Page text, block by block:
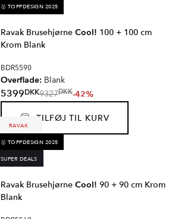
🥇 TOPPDESIGN 2025
Ravak Brusehjørne Cool! 100 + 100 cm
Krom Blank
BDR5590
Overflade: Blank
5399DKK9327DKK-42%
TILFØJ TIL KURV
RAVAK
🥇 TOPPDESIGN 2025
SUPER DEALS
Ravak Brusehjørne Cool! 90 + 90 cm Krom
Blank